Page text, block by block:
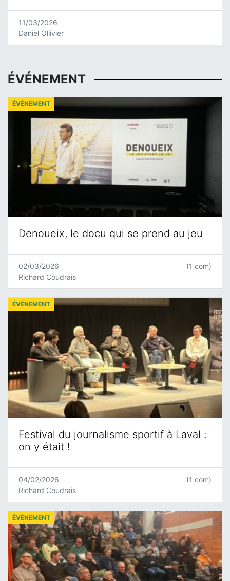
11/03/2026
Daniel Ollivier
ÉVÉNEMENT
Denoueix, le docu qui se prend au jeu
ÉVÉNEMENT
02/03/2026
Richard Coudrais
(1 com)
Festival du journalisme sportif à Laval :
on y était !
ÉVÉNEMENT
04/02/2026
Richard Coudrais
(1 com)
ÉVÉNEMENT